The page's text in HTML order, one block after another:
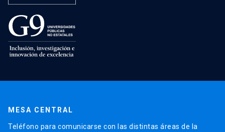
MESA CENTRAL
Teléfono para comunicarse con las distintas áreas de la